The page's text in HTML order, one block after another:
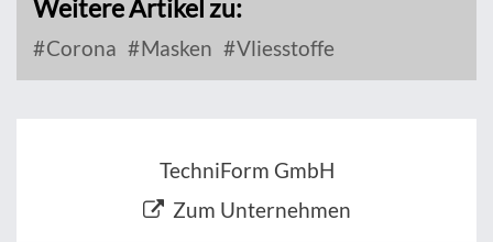
Weitere Artikel zu:
Corona Masken Vliesstoffe
TechniForm GmbH
Zum Unternehmen